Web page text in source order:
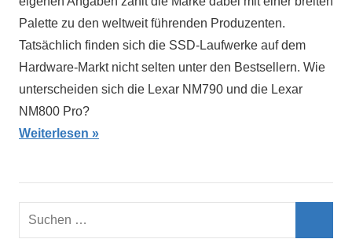
Palette zu den weltweit führenden Produzenten.
Tatsächlich finden sich die SSD-Laufwerke auf dem
Hardware-Markt nicht selten unter den Bestsellern. Wie
unterscheiden sich die Lexar NM790 und die Lexar
NM800 Pro?
Weiterlesen
Suchen